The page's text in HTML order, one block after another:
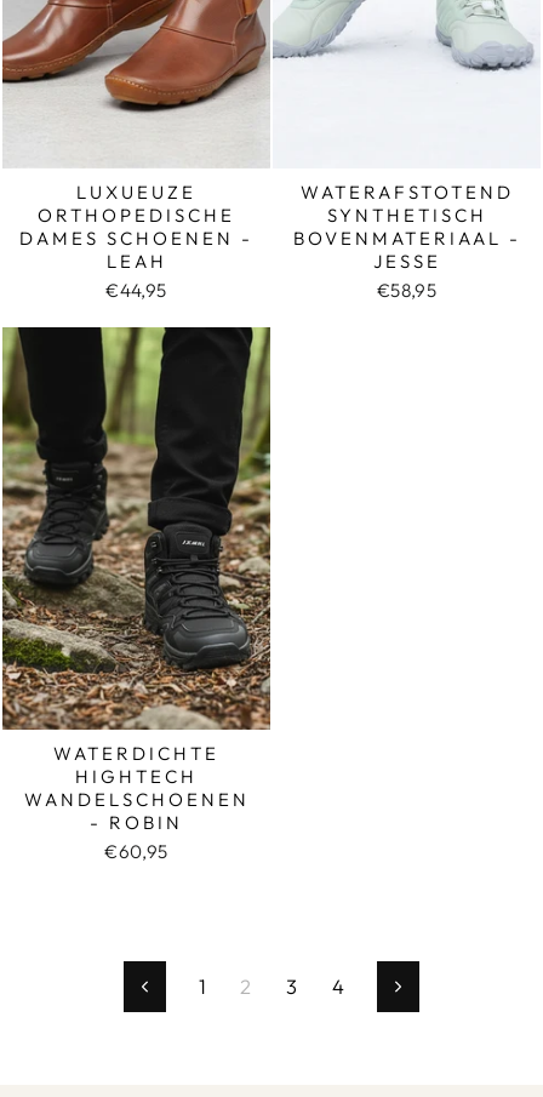
LUXUEUZE
ORTHOPEDISCHE
DAMES SCHOENEN -
LEAH
€44,95
WATERAFSTOTEND
SYNTHETISCH
BOVENMATERIAAL -
JESSE
€58,95
WATERDICHTE
HIGHTECH
WANDELSCHOENEN
- ROBIN
€60,95
1 2 3 4